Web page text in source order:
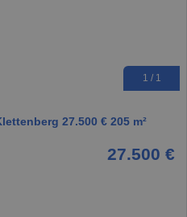
1 / 1
27.500 € 205 m²
27.500 €